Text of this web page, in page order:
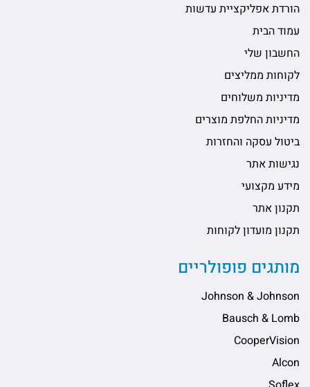
הורדת אפליקציית עדשות
עמוד הבית
החשבון שלי
לקוחות ממליצים
מדיניות משלוחים
מדיניות החלפת מוצרים
ביטול עסקה והחזרות
נגישות אתר
מידע מקצועי
תקנון אתר
תקנון מועדון לקוחות
מותגים פופולריים
Johnson & Johnson
Bausch & Lomb
CooperVision
Alcon